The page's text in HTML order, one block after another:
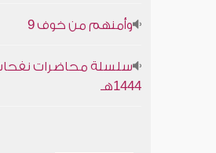
وأمنهم من خوف 9
سلسلة محاضرات
1444هـ